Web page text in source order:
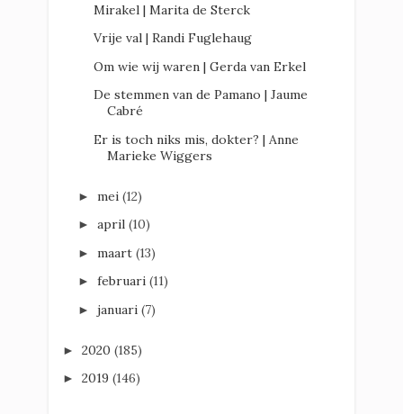
Mirakel | Marita de Sterck
Vrije val | Randi Fuglehaug
Om wie wij waren | Gerda van Erkel
De stemmen van de Pamano | Jaume
Cabré
Er is toch niks mis, dokter? | Anne
Marieke Wiggers
► mei (12)
► april (10)
► maart (13)
► februari (11)
► januari (7)
► 2020 (185)
► 2019 (146)